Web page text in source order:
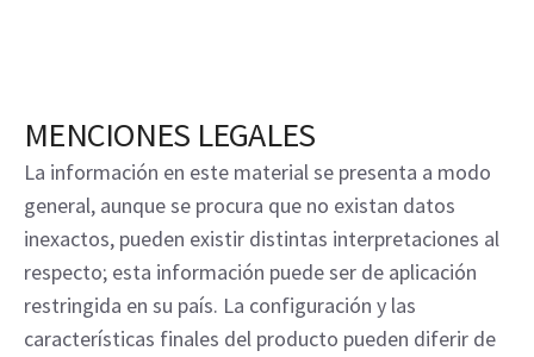
MENCIONES LEGALES
La información en este material se presenta a modo
general, aunque se procura que no existan datos
inexactos, pueden existir distintas interpretaciones al
respecto; esta información puede ser de aplicación
restringida en su país. La configuración y las
características finales del producto pueden diferir de